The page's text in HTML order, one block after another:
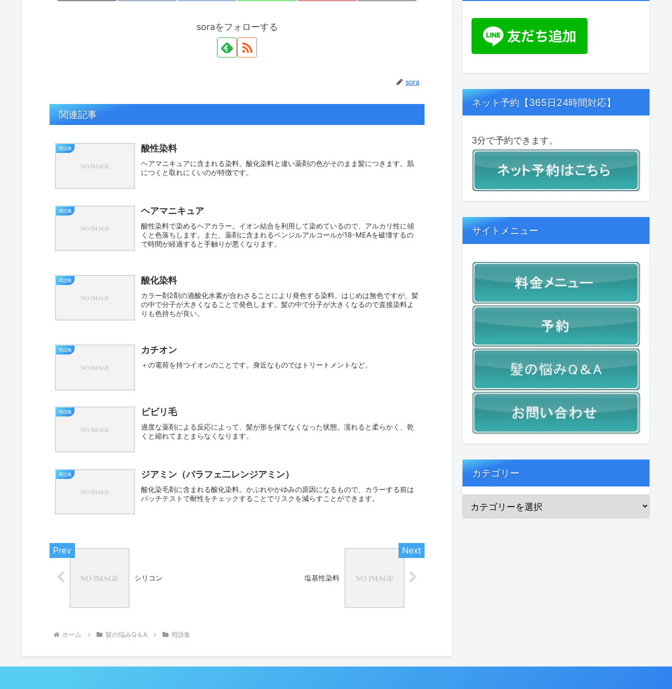
soraをフォローする
sora
関連記事
用語集 酸性染料
ヘアマニキュアに含まれる染料。酸化染料と違い薬剤の色がそのまま髪につきます。肌
につくと取れにくいのが特徴です。
用語集 ヘアマニキュア
酸性染料で染めるヘアカラー。イオン結合を利用して染めているので、アルカリ性に傾
くと色落ちします。また、薬剤に含まれるベンジルアルコールが18-MEAを破壊するの
で時間が経過すると手触りが悪くなります。
用語集 酸化染料
カラー剤2剤の過酸化水素が合わさることにより発色する染料。はじめは無色ですが、髪
の中で分子が大きくなることで発色します。髪の中で分子が大きくなるので直接染料よ
りも色持ちが良い。
用語集 カチオン
＋の電荷を持つイオンのことです。身近なものではトリートメントなど。
用語集 ビビリ毛
過度な薬剤による反応によって、髪が形を保てなくなった状態。濡れると柔らかく、乾
くと縮れてまとまらなくなります。
用語集 ジアミン（パラフェ二レンジアミン）
酸化染毛剤に含まれる酸化染料。かぶれやかゆみの原因になるもので、カラーする前は
パッチテストで耐性をチェックすることでリスクを減らすことができます。
シリコン 塩基性染料
ホーム 髪の悩みQ＆A 用語集
ネット予約【365日24時間対応】
3分で予約できます。
サイトメニュー
カテゴリー